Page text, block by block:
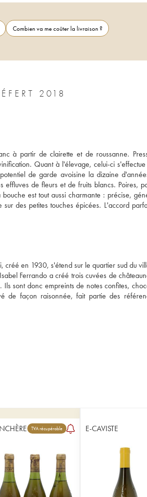
Combien va me coûter la livraison ?
2018
à partir de clairette et de roussanne.
Quant à l'élevage, celui-ci s'effectue
de garde avoisine la dizaine
de fleurs et de fruits blancs. Poires,
est tout aussi charmante : précise,
des petites touches épicées. L'accord
en 1930, s'étend sur le quartier sud du
Ferrando a créé trois cuvées de
sont donc empreints de notes confites,
de façon raisonnée, fait partie des
TVA récupérable E-CAVISTE